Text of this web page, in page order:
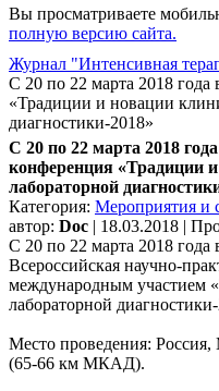
Вы просматриваете
полную версию сайта.
Журнал "Интенсивная
С 20 по 22 марта 2018 года
«Традиции и новации
диагностики-2018»
С 20 по 22 марта 2018
конференция «Традиции
лабораторной
Категория: Мероприятия и
автор: Doc | 18.03.2018 |
С 20 по 22 марта 2018 года
Всероссийская научно-
международным участием
лабораторной
Место проведения:
(65-66 км МКАД).